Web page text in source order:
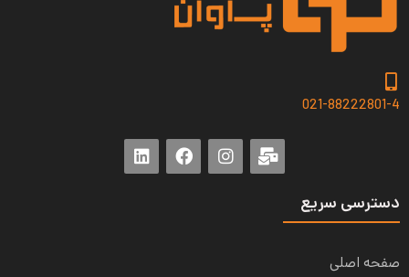
021-88222801-4
دسترسی سریع
صفحه اصلی